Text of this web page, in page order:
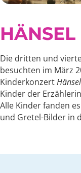
Die dritten und
besuchten im März
Kinderkonzert
Kinder der
Alle Kinder fanden
und Gretel-Bilder in